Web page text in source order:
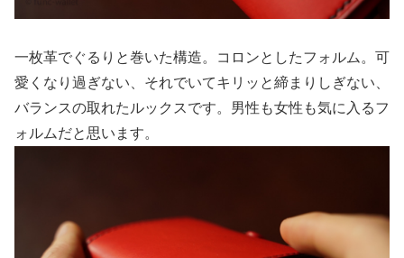
一枚革でぐるりと巻いた構造。コロンとしたフォルム。可
愛くなり過ぎない、それでいてキリッと締まりしぎない、
バランスの取れたルックスです。男性も女性も気に入るフ
ォルムだと思います。